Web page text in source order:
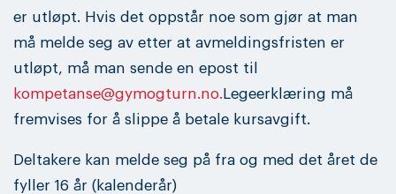
er utløpt. Hvis det oppstår noe som gjør at man
må melde seg av etter at avmeldingsfristen er
utløpt, må man sende en epost til
kompetanse@gymogturn.no. Legeerklæring må
fremvises for å slippe å betale kursavgift.
Deltakere kan melde seg på fra og med det året de
fyller 16 år (kalenderår)